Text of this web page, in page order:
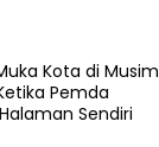
Kota di Musim
Pemda
Sendiri